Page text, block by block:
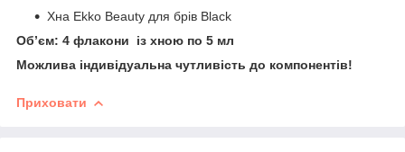
Хна Ekko Beauty для брів Black
Об’єм: 4 флакони із хною по 5 мл
Можлива індивідуальна чутливість до компонентів!
Приховати